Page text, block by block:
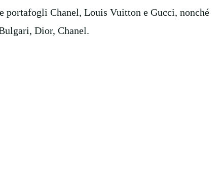
Chanel, Louis Vuitton e Gucci, nonché
Dior, Chanel.